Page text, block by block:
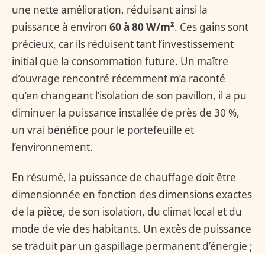
une nette amélioration, réduisant ainsi la
puissance à environ 60 à 80 W/m². Ces gains sont
précieux, car ils réduisent tant l’investissement
initial que la consommation future. Un maître
d’ouvrage rencontré récemment m’a raconté
qu’en changeant l’isolation de son pavillon, il a pu
diminuer la puissance installée de près de 30 %,
un vrai bénéfice pour le portefeuille et
l’environnement.
En résumé, la puissance de chauffage doit être
dimensionnée en fonction des dimensions exactes
de la pièce, de son isolation, du climat local et du
mode de vie des habitants. Un excès de puissance
se traduit par un gaspillage permanent d’énergie ;